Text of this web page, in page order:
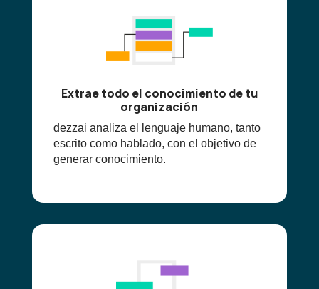
Extrae todo el conocimiento de tu
organización
dezzai analiza el lenguaje humano, tanto
escrito como hablado, con el objetivo de
generar conocimiento.